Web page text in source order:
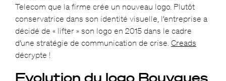
Telecom que la firme crée un nouveau logo. Plutôt
conservatrice dans son identité visuelle, l’entreprise a
décidé de « lifter » son logo en 2015 dans le cadre
d’une stratégie de communication de crise. Creads
décrypte !
Evolution du logo Bouygues